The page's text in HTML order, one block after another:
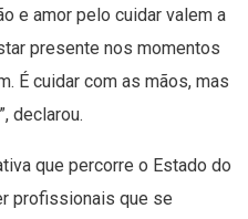
e amor pelo cuidar valem a
presente nos momentos
É cuidar com as mãos, mas
declarou.
que percorre o Estado do
profissionais que se